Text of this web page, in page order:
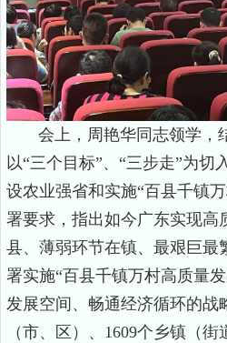
会上，周艳华同志领学，结
以“三个目标”、“三步走”为切
设农业强省和实施“百县千镇
署要求，指出如今广东实现高
县、薄弱环节在镇、最艰巨最
署实施“百县千镇万村高质量
发展空间、畅通经济循环的战
（市、区）、 1609个乡镇（街